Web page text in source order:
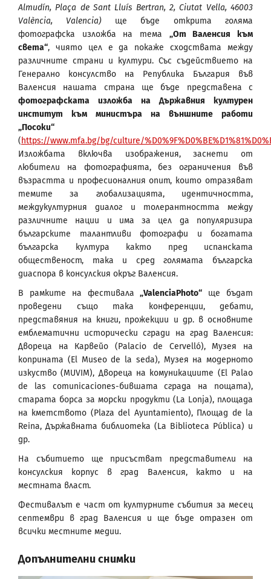
Almudín, Plaça de Sant Lluís Bertran, 2, Ciutat Vella, 46003
València, Valencia)ще бъде открита голяма
фотографска изложба на тема „От Валенсия към
света“, чиято цел е да покаже сходствата между
различните страни и култури. Със съдействието на
Генерално консулство на Република България във
Валенсия нашата страна ще бъде представена с
фотографската изложба на Държавния културен
институт към министъра на външните работи
„Посоки“
(https://www.mfa.bg/bg/culture/
Изложбата включва изображения, заснети от
любители на фотографията, без ограничения във
възрастта и професионалния опит, които отразяват
темите за глобализацията, идентичността,
междукултурния диалог и толерантността между
различните нации и има за цел да популяризира
българските талантливи фотографи и богатата
българска култура както пред испанската
общественост, така и сред голямата българска
диаспора в консулския окръг Валенсия.
В рамките на фестивала„ValenciaPhoto“ ще бъдат
проведени също така конференции, дебати,
представяния на книги, прожекции и др. в основните
емблематични исторически сгради на град Валенсия:
Двореца на Карвейо (Palacio de Cervelló), Музея на
коприната (El Museo de la seda), Музея на модерното
изкуство (MUVIM), Двореца на комуникациите (El Palao
de las comunicaciones-бившата сграда на пощата),
старата борса за морски продукти (La Lonja), площада
на кметството (Plaza del Ayuntamiento), Площад de la
Reina, Държавната библиотека (La Biblioteca Pública) и
др.
На събитието ще присъстват представители на
консулския корпус в град Валенсия, както и на
местната власт.
Фестивалът е част от културните събития за месец
септември в град Валенсия и ще бъде отразен от
всички местните медии.
Допълнителни снимки